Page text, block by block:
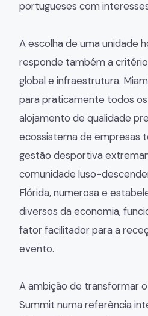
portugueses com
A escolha de uma unidade
responde também a
global e infraestrutura.
para praticamente todos
alojamento de qualidade
ecossistema de empresas
gestão desportiva
comunidade luso-
Flórida, numerosa e
diversos da economia,
fator facilitador para a
evento.
A ambição de transformar
Summit numa referência